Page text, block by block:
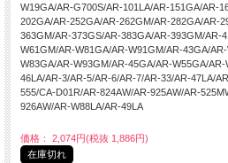
W19GA/AR-G700S/AR-101LA/AR-151GA/AR-
202GA/AR-252GA/AR-262GM/AR-282GA/AR-
363GM/AR-373GS/AR-383GA/AR-393GM/AR-
W61GM/AR-W81GA/AR-W91GM/AR-43GA/
W83GA/AR-W93GM/AR-45GA/AR-W55GA/
46LA/AR-3/AR-5/AR-6/AR-7/AR-33/AR-47LA/
555/CA-D01R/AR-824AW/AR-925AW/AR-
926AW/AR-W88LA/AR-49LA
価格： 2,074円(税抜 1,886円)
在庫切れ